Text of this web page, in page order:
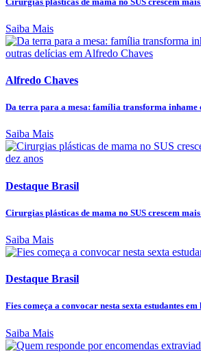
Saiba Mais
Alfredo Chaves
Da terra para a mesa: família transforma inhame
Saiba Mais
Destaque Brasil
Cirurgias plásticas de mama no SUS crescem
Saiba Mais
Destaque Brasil
Fies começa a convocar nesta sexta estudantes em
Saiba Mais